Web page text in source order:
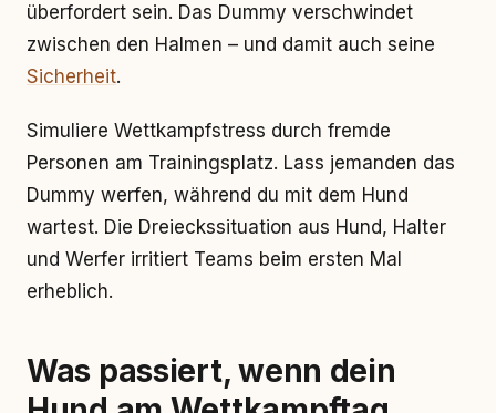
überfordert sein. Das Dummy verschwindet
zwischen den Halmen – und damit auch seine
Sicherheit.
Simuliere Wettkampfstress durch fremde
Personen am Trainingsplatz. Lass jemanden das
Dummy werfen, während du mit dem Hund
wartest. Die Dreieckssituation aus Hund, Halter
und Werfer irritiert Teams beim ersten Mal
erheblich.
Was passiert, wenn dein